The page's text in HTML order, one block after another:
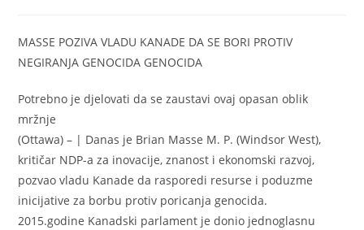
MASSE POZIVA VLADU KANADE DA SE BORI PROTIV
NEGIRANJA GENOCIDA GENOCIDA
Potrebno je djelovati da se zaustavi ovaj opasan oblik
mržnje
(Ottawa) – | Danas je Brian Masse M. P. (Windsor West),
kritičar NDP-a za inovacije, znanost i ekonomski razvoj,
pozvao vladu Kanade da rasporedi resurse i poduzme
inicijative za borbu protiv poricanja genocida.
2015.godine Kanadski parlament je donio jednoglasnu